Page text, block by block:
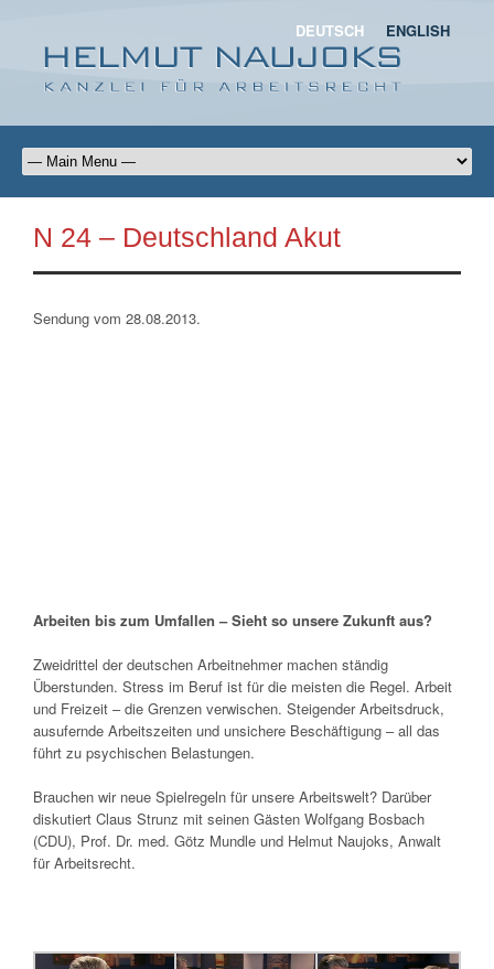
DEUTSCH ENGLISH
N 24 – Deutschland Akut
Sendung vom 28.08.2013.
Arbeiten bis zum Umfallen – Sieht so unsere Zukunft aus?
Zweidrittel der deutschen Arbeitnehmer machen ständig
Überstunden. Stress im Beruf ist für die meisten die Regel. Arbeit
und Freizeit – die Grenzen verwischen. Steigender Arbeitsdruck,
ausufernde Arbeitszeiten und unsichere Beschäftigung – all das
führt zu psychischen Belastungen.
Brauchen wir neue Spielregeln für unsere Arbeitswelt? Darüber
diskutiert Claus Strunz mit seinen Gästen Wolfgang Bosbach
(CDU), Prof. Dr. med. Götz Mundle und Helmut Naujoks, Anwalt
für Arbeitsrecht.